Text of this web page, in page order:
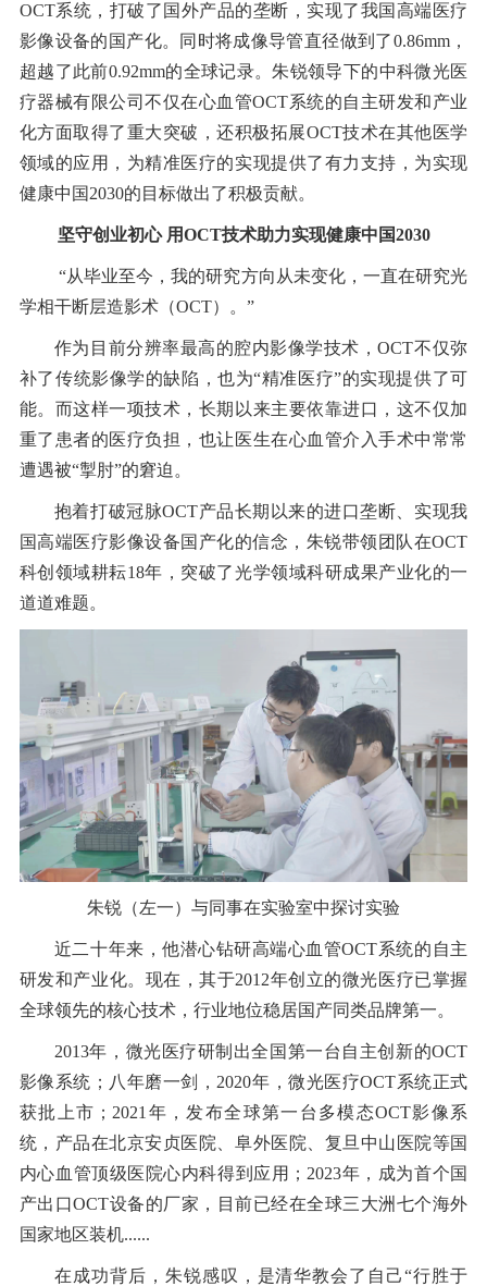
OCT系统，打破了国外产品的垄断，实现了我国高端医疗
影像设备的国产化。同时将成像导管直径做到了0.86mm，
超越了此前0.92mm的全球记录。朱锐领导下的中科微光医
疗器械有限公司不仅在心血管OCT系统的自主研发和产业
化方面取得了重大突破，还积极拓展OCT技术在其他医学
领域的应用，为精准医疗的实现提供了有力支持，为实现
健康中国2030的目标做出了积极贡献。
坚守创业初心 用OCT技术助力实现健康中国2030
“从毕业至今，我的研究方向从未变化，一直在研究光
学相干断层造影术（OCT）。”
作为目前分辨率最高的腔内影像学技术，OCT不仅弥
补了传统影像学的缺陷，也为“精准医疗”的实现提供了可
能。而这样一项技术，长期以来主要依靠进口，这不仅加
重了患者的医疗负担，也让医生在心血管介入手术中常常
遭遇被“掣肘”的窘迫。
抱着打破冠脉OCT产品长期以来的进口垄断、实现我
国高端医疗影像设备国产化的信念，朱锐带领团队在OCT
科创领域耕耘18年，突破了光学领域科研成果产业化的一
道道难题。
朱锐（左一）与同事在实验室中探讨实验
近二十年来，他潜心钻研高端心血管OCT系统的自主
研发和产业化。现在，其于2012年创立的微光医疗已掌握
全球领先的核心技术，行业地位稳居国产同类品牌第一。
2013年，微光医疗研制出全国第一台自主创新的OCT
影像系统；八年磨一剑，2020年，微光医疗OCT系统正式
获批上市；2021年，发布全球第一台多模态OCT影像系
统，产品在北京安贞医院、阜外医院、复旦中山医院等国
内心血管顶级医院心内科得到应用；2023年，成为首个国
产出口OCT设备的厂家，目前已经在全球三大洲七个海外
国家地区装机......
在成功背后，朱锐感叹，是清华教会了自己“行胜于